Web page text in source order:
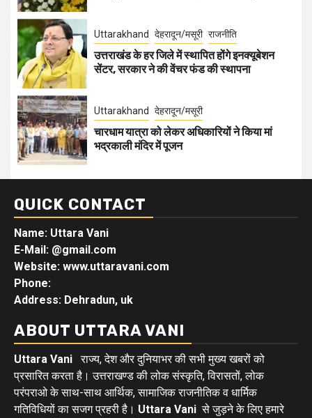
Uttarakhand देहरादून/मसूरी राजनीति
उत्तराखंड के हर जिले में स्थापित होंगे इनक्यूबेशन
सेंटर, सरकार ने की वेंचर फंड की स्थापना
Uttarakhand देहरादून/मसूरी
चारधाम यात्रा को लेकर अधिकारियों ने किया मां
भद्रकाली मंदिर में पूजन
QUICK CONTACT
Name: Uttara Vani
E-Mail: @gmail.com
Website: www.uttaravani.com
Phone:
Address: Dehradun, uk
ABOUT UTTARA VANI
Uttara Vani राज्य, देश और दुनियाभर की सभी मुख्य खबरों को
प्रसारित करता है। उत्तराखण्ड की लोक संस्कृति, विरासतों, लोक
परंपराओ के साथ-साथ आर्थिक, सामाजिक राजनीतिक व धार्मिक
गतिविधियों का सजग प्रहरी है। Uttara Vani से जुड़ने के लिए हमारे